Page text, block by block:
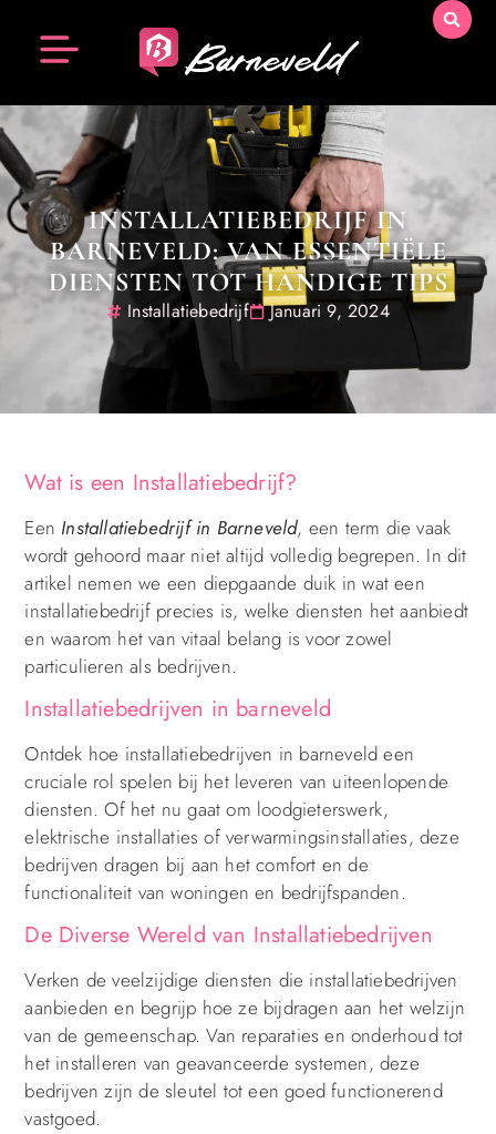
INSTALLATIEBEDRIJF IN
BARNEVELD: VAN ESSENTIËLE
DIENSTEN TOT HANDIGE TIPS
Installatiebedrijf Januari 9, 2024
Wat is een Installatiebedrijf?
Een Installatiebedrijf in Barneveld, een term die vaak
wordt gehoord maar niet altijd volledig begrepen. In dit
artikel nemen we een diepgaande duik in wat een
installatiebedrijf precies is, welke diensten het aanbiedt
en waarom het van vitaal belang is voor zowel
particulieren als bedrijven.
Installatiebedrijven in barneveld
Ontdek hoe installatiebedrijven in barneveld een
cruciale rol spelen bij het leveren van uiteenlopende
diensten. Of het nu gaat om loodgieterswerk,
elektrische installaties of verwarmingsinstallaties, deze
bedrijven dragen bij aan het comfort en de
functionaliteit van woningen en bedrijfspanden.
De Diverse Wereld van Installatiebedrijven
Verken de veelzijdige diensten die installatiebedrijven
aanbieden en begrijp hoe ze bijdragen aan het welzijn
van de gemeenschap. Van reparaties en onderhoud tot
het installeren van geavanceerde systemen, deze
bedrijven zijn de sleutel tot een goed functionerend
vastgoed.